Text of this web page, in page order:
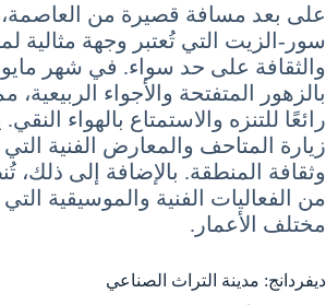
على بعد مسافة قصيرة من
سور-الزيت التي تُعتبر وجهة مثالية
والثقافة على حد سواء. في شهر
بالزهور المتفتحة والأجواء الربيعية،
رائعًا للتنزه والاستمتاع بالهواء
زيارة المتاحف والمعارض الفنية
وثقافة المنطقة. بالإضافة إلى ذلك،
من الفعاليات الفنية والموسيقية
مختلف الأعمار.
ديفردانج: مدينة التراث الصناعي